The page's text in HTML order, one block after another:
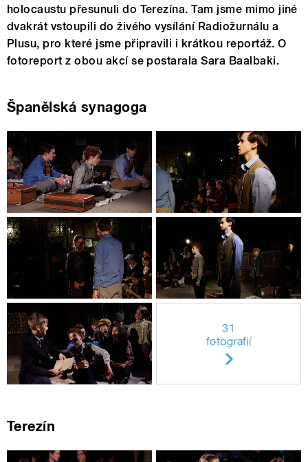
holocaustu přesunuli do Terezína. Tam jsme mimo jiné
dvakrát vstoupili do živého vysílání Radiožurnálu a
Plusu, pro které jsme připravili i krátkou reportáž. O
fotoreport z obou akcí se postarala Sara Baalbaki.
Španělská synagoga
31
fotografií
Terezín